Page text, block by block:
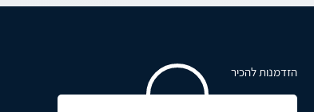
הזדמנות להכיר